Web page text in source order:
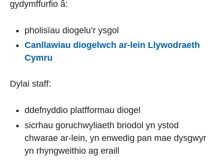
gydymffurfio â:
pholisïau diogelu’r ysgol
Canllawiau diogelwch ar-lein Llywodraeth
Cymru
Dylai staff:
ddefnyddio platfformau diogel
sicrhau goruchwyliaeth briodol yn ystod
chwarae ar-lein, yn enwedig pan mae dysgwyr
yn rhyngweithio ag eraill